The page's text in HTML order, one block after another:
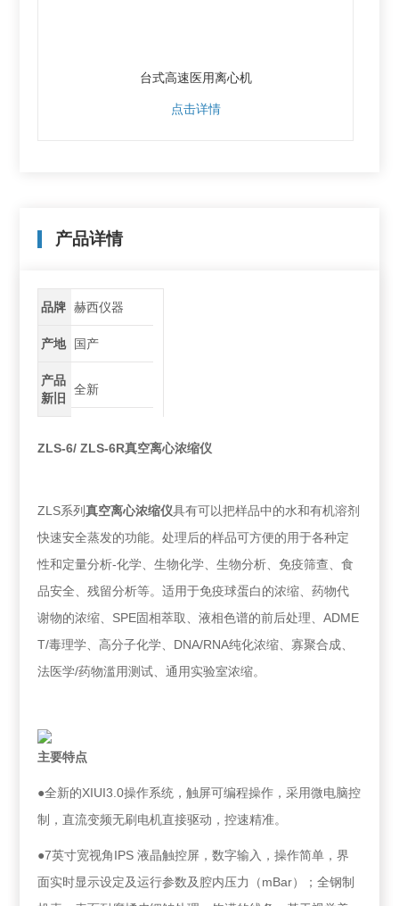
台式高速医用离心机
点击详情
产品详情
品牌 赫西仪器
产地 国产
产品
新旧
全新
ZLS-6/ ZLS-6R真空离心浓缩仪
ZLS系列真空离心浓缩仪具有可以把样品中的水和有机溶剂
快速安全蒸发的功能。处理后的样品可方便的用于各种定
性和定量分析-化学、生物化学、生物分析、免疫筛查、食
品安全、残留分析等。适用于免疫球蛋白的浓缩、药物代
谢物的浓缩、SPE固相萃取、液相色谱的前后处理、ADME
T/毒理学、高分子化学、DNA/RNA纯化浓缩、寡聚合成、
法医学/药物滥用测试、通用实验室浓缩。
主要特点
●全新的XIUI3.0操作系统，触屏可编程操作，采用微电脑控
制，直流变频无刷电机直接驱动，控速精准。
●7英寸宽视角IPS 液晶触控屏，数字输入，操作简单，界
面实时显示设定及运行参数及腔内压力（mBar）；全钢制